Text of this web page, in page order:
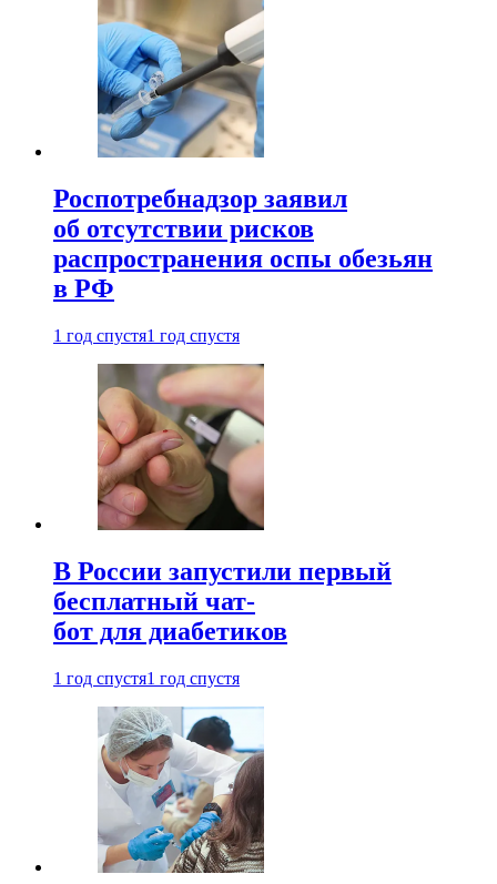
Роспотребнадзор заявил
об отсутствии рисков
распространения оспы обезьян
в РФ
1 год спустя1 год спустя
В России запустили первый
бесплатный чат-
бот для диабетиков
1 год спустя1 год спустя